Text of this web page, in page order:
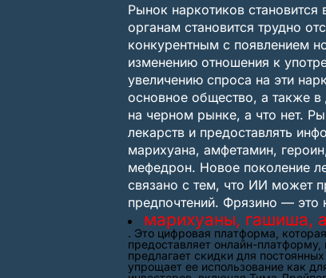
Рынок наркотиков
органам становится трудно
конкурентным с появлением
изменению отношения к
увеличению спроса на эти
основное общество, а также
на черном рынке, а что нет.
лекарств и предоставлять
марихуана, амфетамин,
мефедрон. Новое поколение
связано с тем, что ИИ может
предпочтений. Фрязино — это
марихуаны, гашиша,
. Это цифровая платформа,
предоставляет онлайн-
предлагает скидки для
упрощает ее использование как